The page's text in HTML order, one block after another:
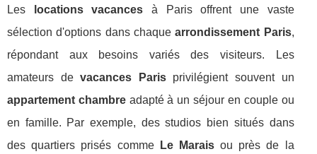
Les locations vacances à Paris offrent une vaste
sélection d'options dans chaquearrondissement Paris,
répondant aux besoins variés des visiteurs. Les
amateurs devacances Parisprivilégient souvent un
appartement chambreadapté à un séjour en couple ou
en famille. Par exemple, des studios bien situés dans
des quartiers prisés comme
Le Maraisou près de la